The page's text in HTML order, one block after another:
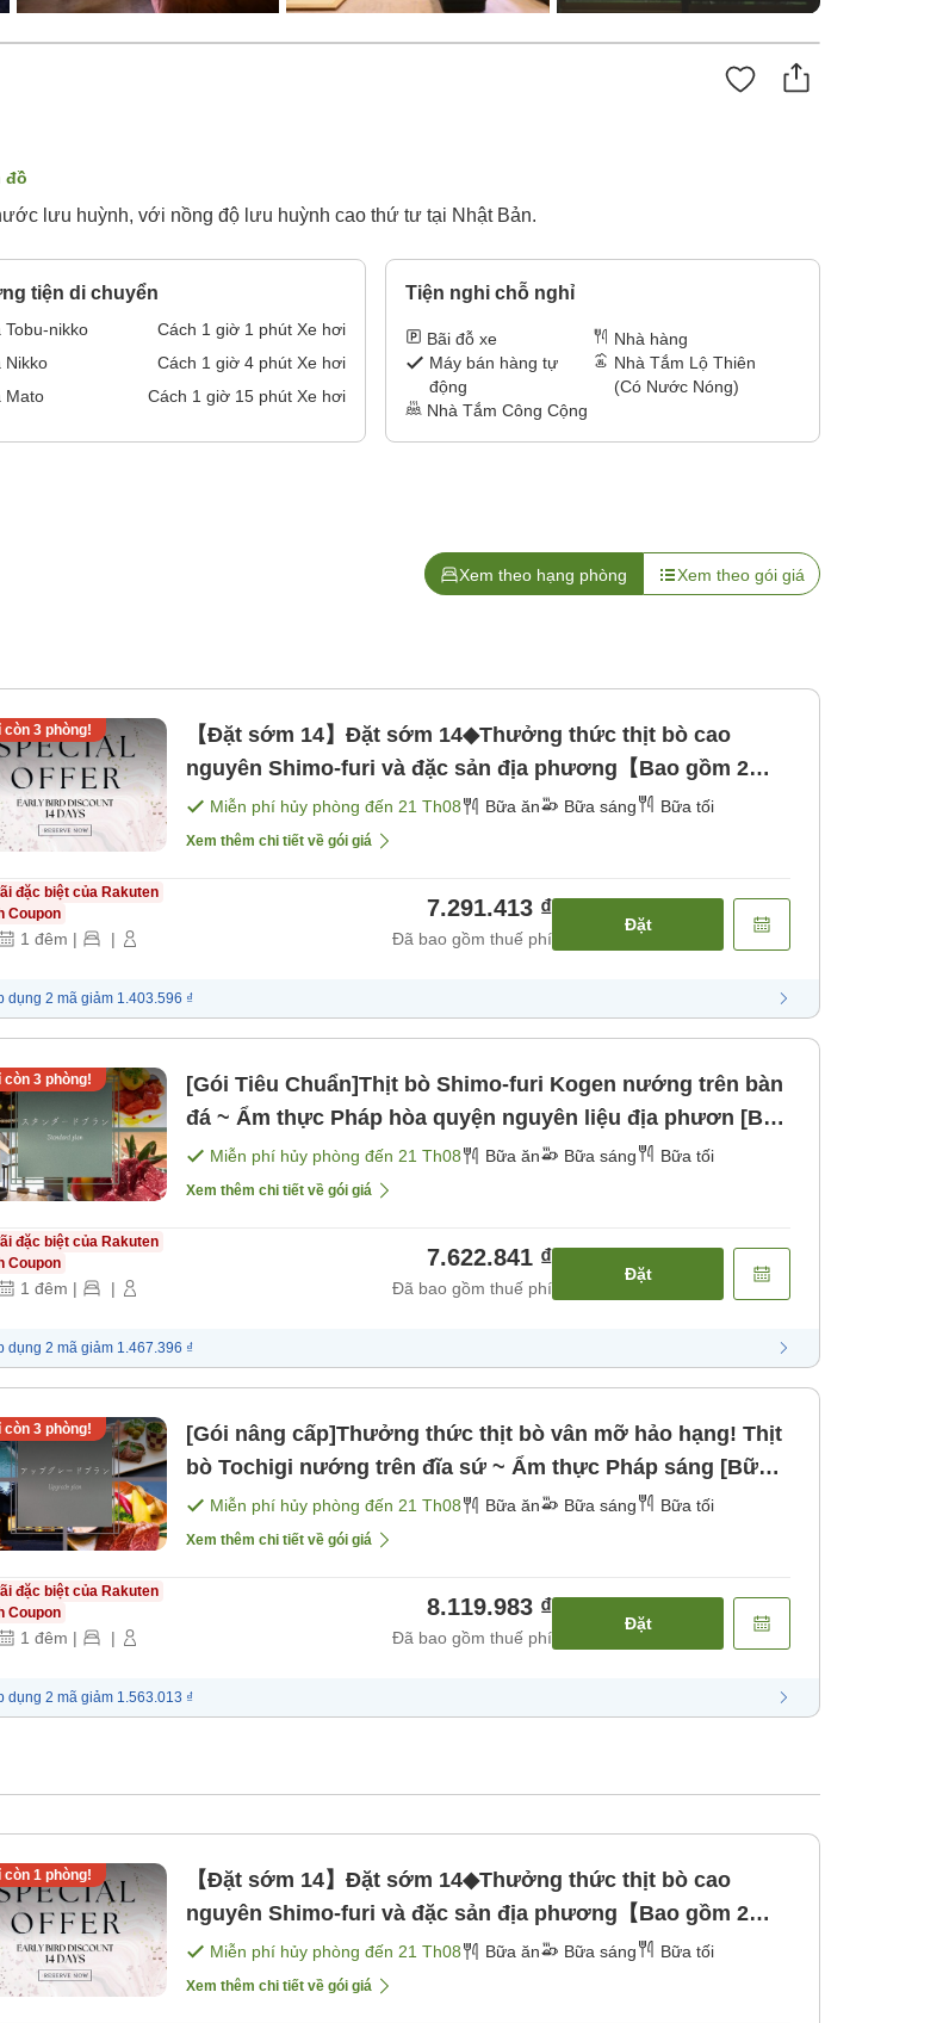
đồ
lưu huỳnh, với nồng độ lưu huỳnh cao thứ tư tại Nhật Bản.
tiện di chuyển
Tobu-nikko Cách 1 giờ 1 phút Xe hơi
Nikko
Cách 1 giờ 4phút Xe hơi
Mato
Cách 1 giờ 15phút Xe hơi
Tiện nghi chỗ nghỉ
Bãi đỗ xe
Nhà hàng
Máy bán hàng tự
động
Nhà Tắm Lộ Thiên
(Có Nước Nóng)
Nhà Tắm Công Cộng
Xem theo hạng phòng Xem theo gói giá
còn 3phòng!
【Đặt sớm 14】Đặt sớm 14◆Thưởng thức thịt bò cao
nguyên Shimo-furi và đặc sản địa phương【Bao gồm 2
bữa ăn】 [Bữa sáng] [Bữa tối]
Miễn phí hủy phòng đến 21 Th08 Bữa ăn Bữa sáng Bữa tối
Xem thêm chi tiết về gói giá
đặc biệt của Rakuten
Coupon
1 đêm | |
7.291.413 ₫
Đã bao gồm thuế phí
Đặt
dụng 2 mã giảm 1.403.596 ₫
còn 3phòng!
[Gói Tiêu Chuẩn]Thịt bò Shimo-furi Kogen nướng trên bàn
đá ~ Ẩm thực Pháp hòa quyện nguyên liệu địa phươn [Bữa
sáng] [Bữa tối]
Miễn phí hủy phòng đến 21 Th08 Bữa ăn Bữa sáng Bữa tối
Xem thêm chi tiết về gói giá
đặc biệt của Rakuten
Coupon
1 đêm | |
7.622.841 ₫
Đã bao gồm thuế phí
Đặt
dụng 2 mã giảm 1.467.396 ₫
còn 3phòng!
[Gói nâng cấp]Thưởng thức thịt bò vân mỡ hảo hạng! Thịt
bò Tochigi nướng trên đĩa sứ ~ Ẩm thực Pháp sáng [Bữa
sáng] [Bữa tối]
Miễn phí hủy phòng đến 21 Th08 Bữa ăn Bữa sáng Bữa tối
Xem thêm chi tiết về gói giá
đặc biệt của Rakuten
Coupon
1 đêm | |
8.119.983 ₫
Đã bao gồm thuế phí
Đặt
dụng 2 mã giảm 1.563.013 ₫
còn 1phòng!
【Đặt sớm 14】Đặt sớm 14◆Thưởng thức thịt bò cao
nguyên Shimo-furi và đặc sản địa phương【Bao gồm 2
bữa ăn】 [Bữa sáng] [Bữa tối]
Miễn phí hủy phòng đến 21 Th08 Bữa ăn Bữa sáng Bữa tối
Xem thêm chi tiết về gói giá